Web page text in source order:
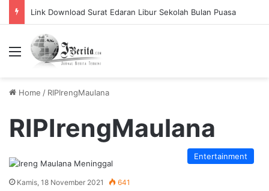
Link Download Surat Edaran Libur Sekolah Bulan Puasa
Menu
Home / RIPIrengMaulana
RIPIrengMaulana
Entertainment
Kamis, 18 November 2021 641